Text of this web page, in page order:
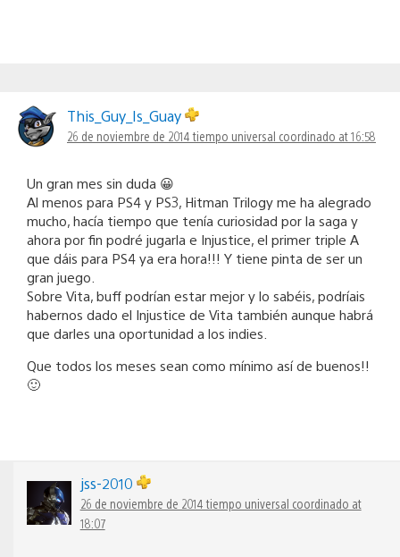
This_Guy_Is_Guay
26 de noviembre de 2014 tiempo universal coordinado at 16:58
Un gran mes sin duda 😀
Al menos para PS4 y PS3, Hitman Trilogy me ha alegrado
mucho, hacía tiempo que tenía curiosidad por la saga y
ahora por fin podré jugarla e Injustice, el primer triple A
que dáis para PS4 ya era hora!!! Y tiene pinta de ser un
gran juego.
Sobre Vita, buff podrían estar mejor y lo sabéis, podríais
habernos dado el Injustice de Vita también aunque habrá
que darles una oportunidad a los indies.
Que todos los meses sean como mínimo así de buenos!!
🙂
jss-2010
26 de noviembre de 2014 tiempo universal coordinado at
18:07